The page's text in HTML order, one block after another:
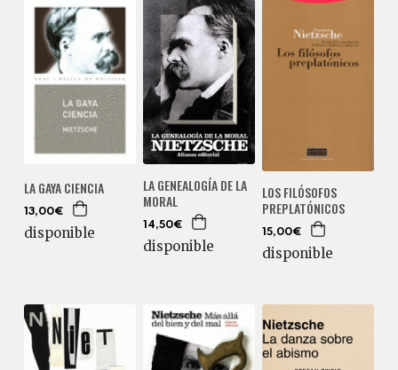
LA GAYA CIENCIA
13,00€
disponible
LA GENEALOGÍA DE LA
MORAL
14,50€
disponible
LOS FILÓSOFOS
PREPLATÓNICOS
15,00€
disponible